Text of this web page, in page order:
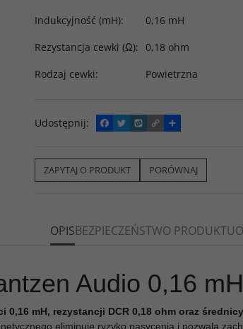
Indukcyjność (mH):
0,16 mH
Rezystancja cewki (Ω): 0,18 ohm
Rodzaj cewki: Powietrzna
Udostępnij:
F
a
e
b
o
T
w
t
t
e
W
y
o
C
o
y
L
i
P
o
z
i
e
ę
ZAPYTAJ O PRODUKT PORÓWNAJ
OPISBEZPIECZEŃSTWO PRODUKTU
Audio 0,16
mH, rezystancji DCR 0,18 ohm oraz
eliminuje ryzyko nasycenia i pozwala